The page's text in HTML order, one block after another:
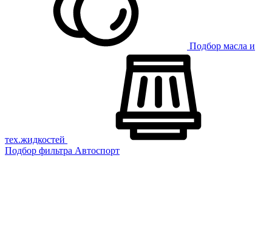
Подбор масла и
тех.жидкостей
Подбор фильтра Автоспорт